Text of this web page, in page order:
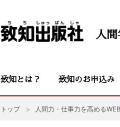
人
致知とは？ 致知のお申込み
トップ 人間力・仕事力を高める